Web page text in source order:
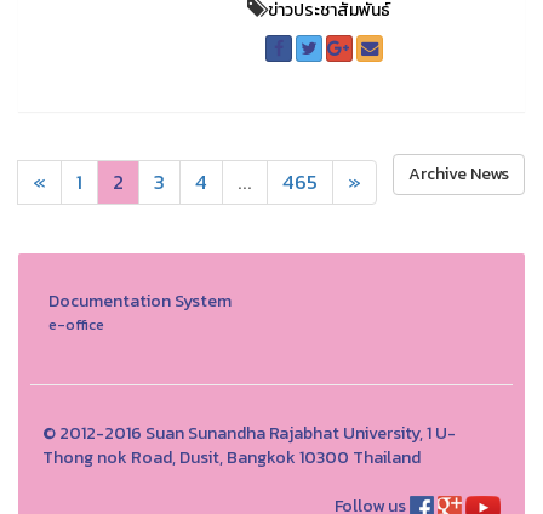
ข่าวประชาสัมพันธ์
« 1 2 3 4 ... 465 » Archive News
Documentation System
e-office
© 2012-2016 Suan Sunandha Rajabhat University, 1 U-
Thong nok Road, Dusit, Bangkok 10300 Thailand
Follow us